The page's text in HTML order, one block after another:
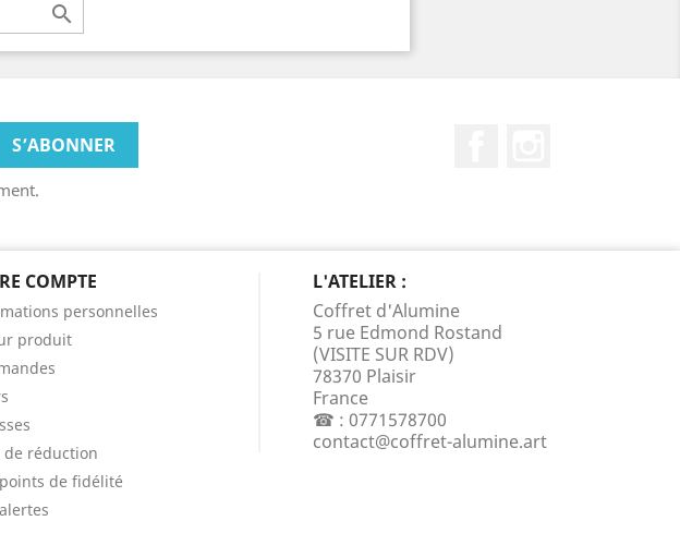

COMPTE
personnelles
produit
de réduction
de fidélité
L'ATELIER :
Coffret d'Alumine
5 rue Edmond Rostand
(VISITE SUR RDV)
78370 Plaisir
France
☎ : 0771578700
contact@coffret-alumine.art